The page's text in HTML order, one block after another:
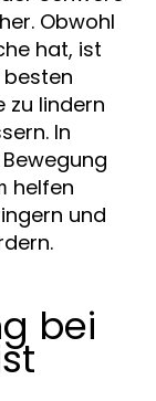
Obwohl
hat, ist
zu lindern
In
helfen
und
bei